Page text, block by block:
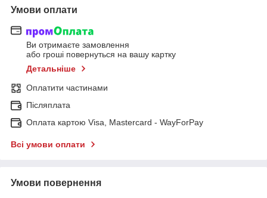
Умови оплати
Ви отримаєте замовлення
або гроші повернуться на вашу картку
Детальніше
Оплатити частинами
Післяплата
Оплата картою Visa, Mastercard - WayForPay
Всі умови оплати
Умови повернення